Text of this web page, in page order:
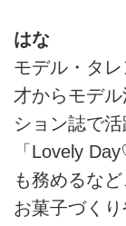
はな
モデル・タ
才からモデ
ション誌で
「Lovely
も務めるな
お菓子づく